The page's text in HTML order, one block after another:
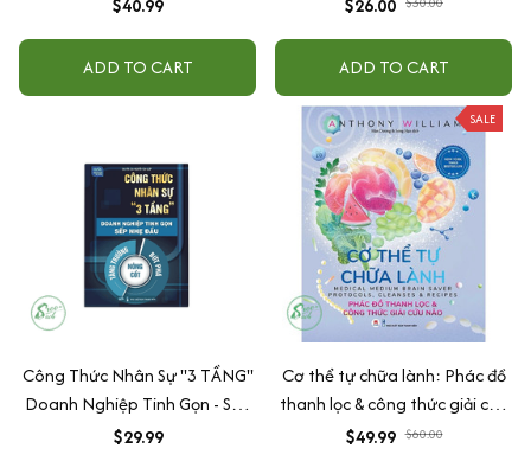
$40.99
ADD TO CART
$26.00
ADD TO CART
Công Thức Nhân Sự "3 TẦNG"
Doanh Nghiệp Tinh Gọn - Sếp
Nhẹ Đầu
$29.99
SALE
Cơ thể tự chữa lành: Phác đồ
thanh lọc & công thức giải cứu
não
$49.99 $60.00